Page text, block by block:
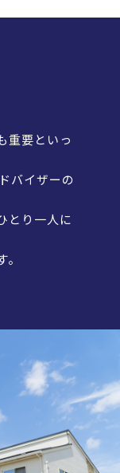
重要といっ
バイザーの
とり一人に